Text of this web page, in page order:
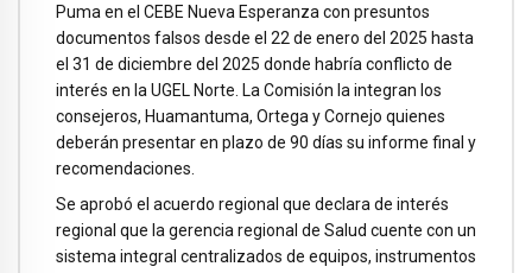
Puma en el CEBE Nueva Esperanza con presuntos
documentos falsos desde el 22 de enero del 2025 hasta
el 31 de diciembre del 2025 donde habría conflicto de
interés en la UGEL Norte. La Comisión la integran los
consejeros, Huamantuma, Ortega y Cornejo quienes
deberán presentar en plazo de 90 días su informe final y
recomendaciones.
Se aprobó el acuerdo regional que declara de interés
regional que la gerencia regional de Salud cuente con un
sistema integral centralizados de equipos, instrumentos